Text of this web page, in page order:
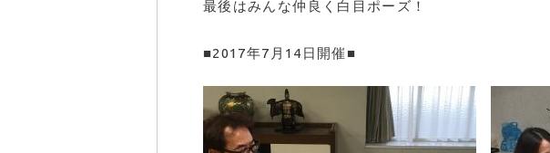
最後はみんな仲良く白目ポーズ！
■2017年7月14日開催■